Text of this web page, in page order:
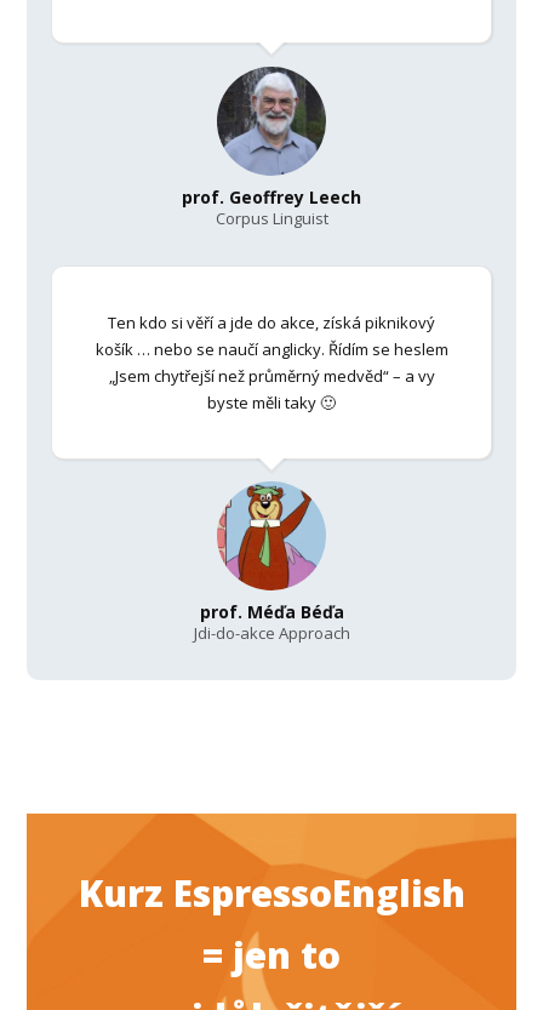
prof. Geoffrey Leech
Corpus Linguist
Ten kdo si věří a jde do akce, získá piknikový
košík … nebo se naučí anglicky. Řídím se heslem
„Jsem chytřejší než průměrný medvěd“ – a vy
byste měli taky 🙂
prof. Méďa Béďa
Jdi-do-akce Approach
Kurz EspressoEnglish
= jen to